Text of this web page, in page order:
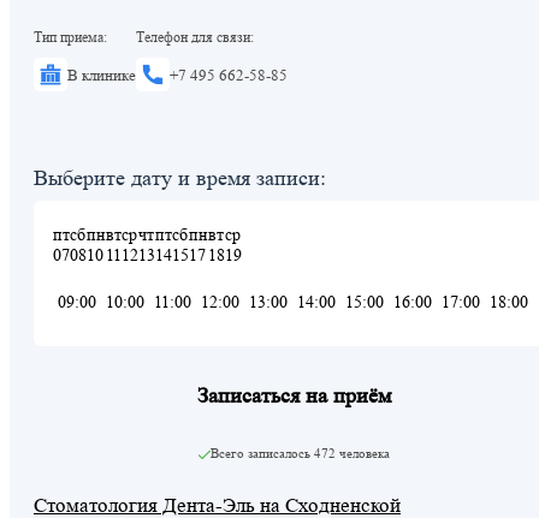
Тип приема:
В клинике
Телефон для связи:
+7 495 662-58-85
Выберите дату и время записи:
пт
07
сб
08
пн
10
вт
11
ср
12
чт
13
пт
14
сб
15
пн
17
вт
18
ср
19
09:00 10:00 11:00 12:00 13:00 14:00 15:00 16:00 17:00 18:00
Записаться на приём
Всего записалось 472 человека
Стоматология Дента-Эль на Сходненской